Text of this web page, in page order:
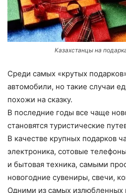
Казахстанцы на
Среди самых «крутых
автомобили, но такие случаи
похожи на сказку.
В последние годы все чаще
становятся туристические
В качестве крупных подарков
электроника, сотовые
и бытовая техника, самыми
новогодние сувениры, свечи,
Одними из самых излюбленных